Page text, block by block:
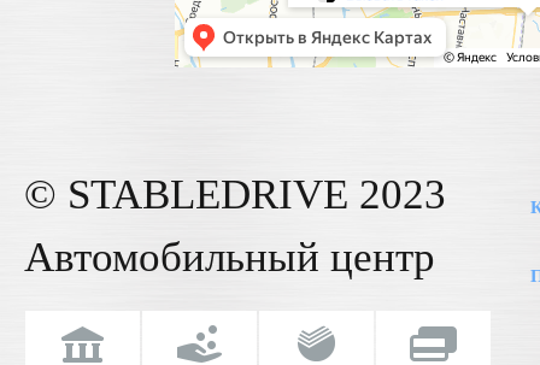
© STABLEDRIVE 2023
Автомобильный центр